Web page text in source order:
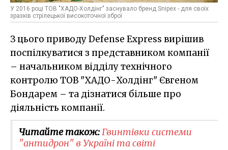
У 2016 році ТОВ "ХАДО-Холдінг" заснувало бренд Snipex - для своїх
зразків стрілецької високоточної зброї
З цього приводу Defense Express вирішив
поспілкуватися з представником компанії
– начальником відділу технічного
контролю ТОВ "ХАДО-Холдінг" Євгеном
Бондарем – та дізнатися більше про
діяльність компанії.
Читайте також:Гвинтівки системи
"антидрон" в Україні та світі